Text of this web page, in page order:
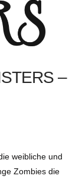
–
die weibliche und
Zombies die